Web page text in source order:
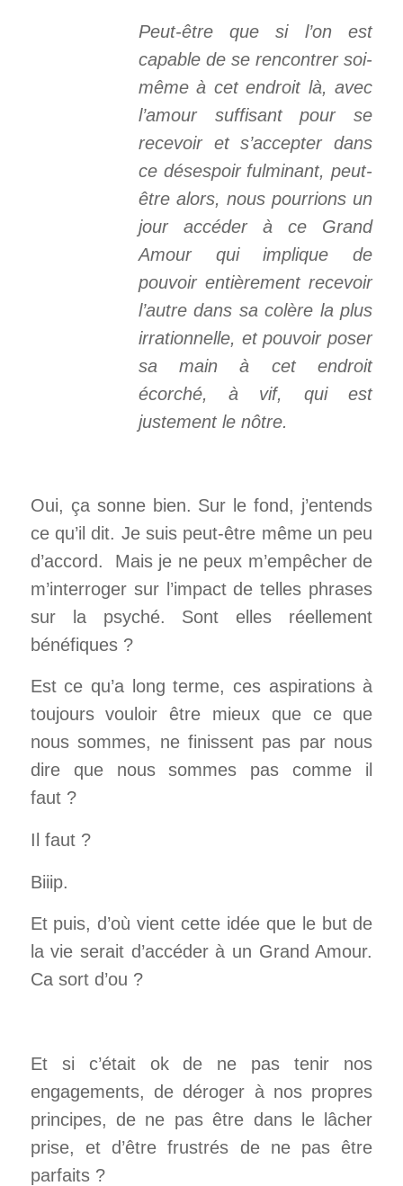
Peut-être que si l’on est
capable de se rencontrer soi-
même à cet endroit là, avec
l’amour suffisant pour se
recevoir et s’accepter dans
ce désespoir fulminant, peut-
être alors, nous pourrions un
jour accéder à ce Grand
Amour qui implique de
pouvoir entièrement recevoir
l’autre dans sa colère la plus
irrationnelle, et pouvoir poser
sa main à cet endroit
écorché, à vif, qui est
justement le nôtre.
Oui, ça sonne bien. Sur le fond, j’entends
ce qu’il dit. Je suis peut-être même un peu
d’accord. Mais je ne peux m’empêcher de
m’interroger sur l’impact de telles phrases
sur la psyché. Sont elles réellement
bénéfiques ?
Est ce qu’a long terme, ces aspirations à
toujours vouloir être mieux que ce que
nous sommes, ne finissent pas par nous
dire que nous sommes pas comme il
faut ?
Il faut ?
Biiip.
Et puis, d’où vient cette idée que le but de
la vie serait d’accéder à un Grand Amour.
Ca sort d’ou ?
Et si c’était ok de ne pas tenir nos
engagements, de déroger à nos propres
principes, de ne pas être dans le lâcher
prise, et d’être frustrés de ne pas être
parfaits ?